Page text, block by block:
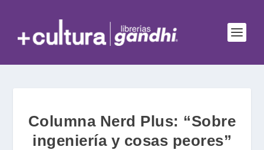
Columna Nerd Plus: “Sobre
ingeniería y cosas peores”